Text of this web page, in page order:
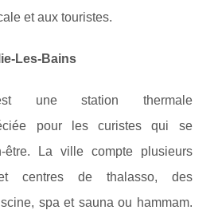
et aux touristes.
Les-Bains
est une station thermale
pour les curistes qui se
La ville compte plusieurs
centres de thalasso, des
spa et sauna ou hammam.